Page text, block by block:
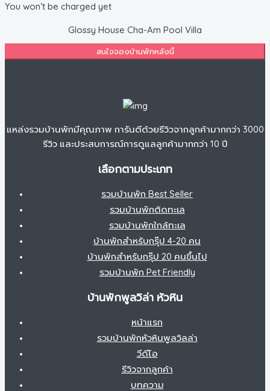
You won’t be charged yet
Glossy House Cha-Am Pool Villa
สนใจจองบ้านพักหลังนี้
แหล่งรวมบ้านพักมีคุณภาพ การันตีด้วยรีวิวจากลูกค้ามากกว่า 3000
รีวิว และประสบการณ์การดูแลลูกค้ามากกว่า 10 ปี
เลือกตามประเภท
รวมบ้านพัก Best Seller
รวมบ้านพักติดทะเล
รวมบ้านพักใกล้ทะเล
บ้านพักสำหรับกรุ๊ป 4-20 คน
บ้านพักสำหรับกรุ๊ป 20 คนขึ้นไป
รวมบ้านพัก Pet Friendly
บ้านพักพูลวิล่า หัวหิน
หน้าแรก
รวมบ้านพักหัวหินพูลวิลล่า
วีดีโอ
รีวิวจากลูกค้า
บทความ